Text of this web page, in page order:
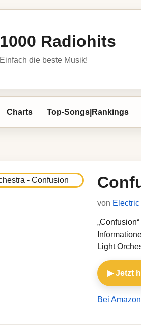
1000 Radiohits
Einfach die beste Musik!
Charts Top-Songs|Rankings
von
Light
▶ Jetzt
Bei